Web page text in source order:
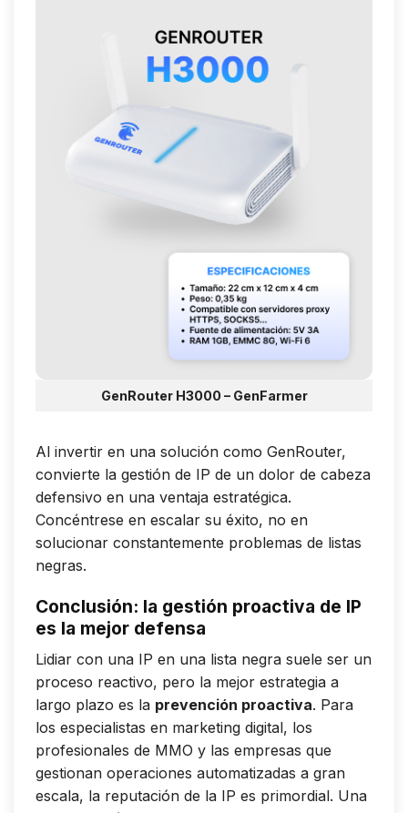
GenRouter H3000 – GenFarmer
Al invertir en una solución como GenRouter,
convierte la gestión de IP de un dolor de cabeza
defensivo en una ventaja estratégica.
Concéntrese en escalar su éxito, no en
solucionar constantemente problemas de listas
negras.
Conclusión: la gestión proactiva de IP
es la mejor defensa
Lidiar con una IP en una lista negra suele ser un
proceso reactivo, pero la mejor estrategia a
largo plazo es la prevención proactiva. Para
los especialistas en marketing digital, los
profesionales de MMO y las empresas que
gestionan operaciones automatizadas a gran
escala, la reputación de la IP es primordial. Una